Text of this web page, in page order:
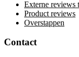
Externe reviews
Product reviews
Overstappen
Contact